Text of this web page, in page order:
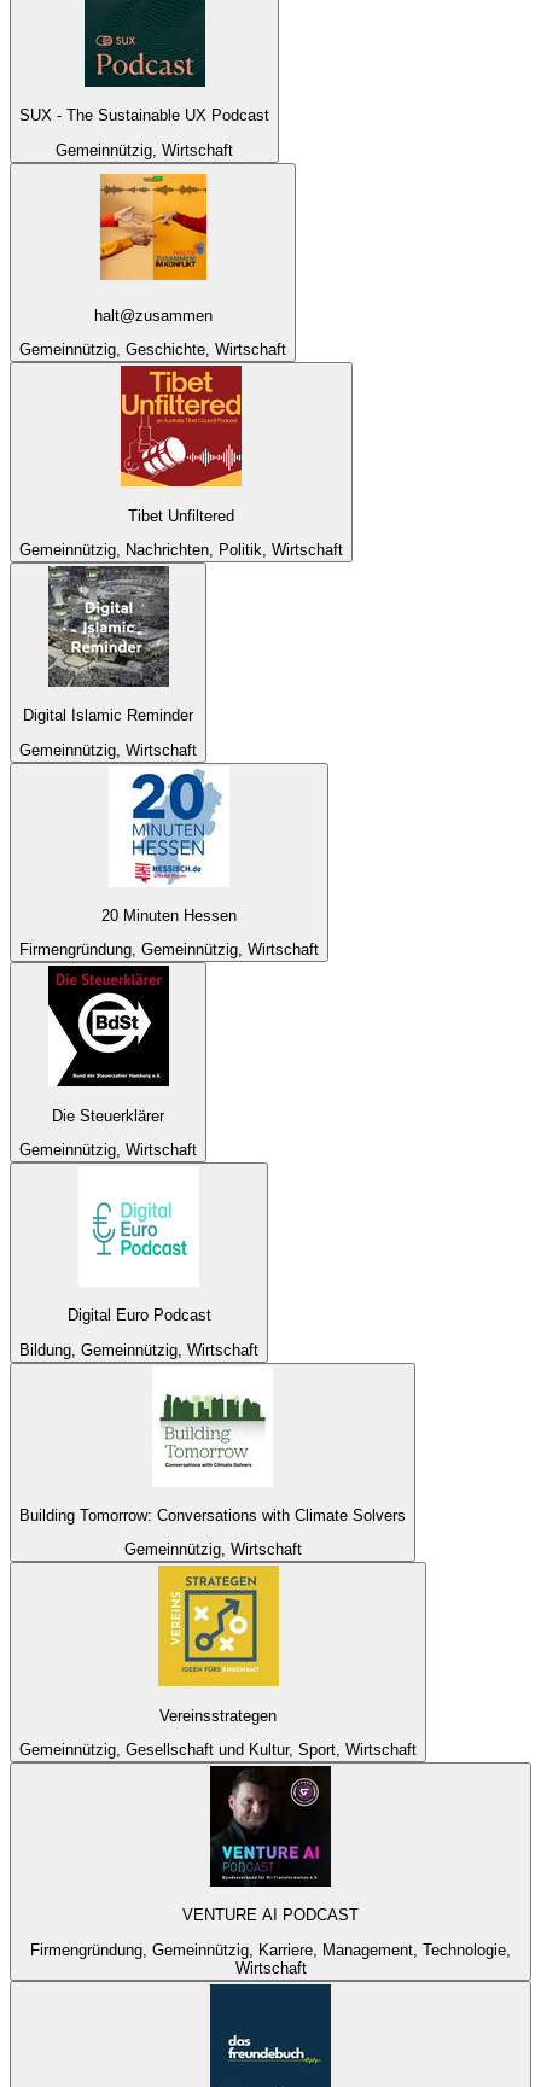
SUX - The Sustainable UX Podcast
Gemeinnützig, Wirtschaft
halt@zusammen
Gemeinnützig, Geschichte, Wirtschaft
Tibet Unfiltered
Gemeinnützig, Nachrichten, Politik, Wirtschaft
Digital Islamic Reminder
Gemeinnützig, Wirtschaft
20 Minuten Hessen
Firmengründung, Gemeinnützig, Wirtschaft
Die Steuerklärer
Gemeinnützig, Wirtschaft
Digital Euro Podcast
Bildung, Gemeinnützig, Wirtschaft
Building Tomorrow: Conversations with Climate Solvers
Gemeinnützig, Wirtschaft
Vereinsstrategen
Gemeinnützig, Gesellschaft und Kultur, Sport, Wirtschaft
VENTURE AI PODCAST
Firmengründung, Gemeinnützig, Karriere, Management, Technologie,
Wirtschaft